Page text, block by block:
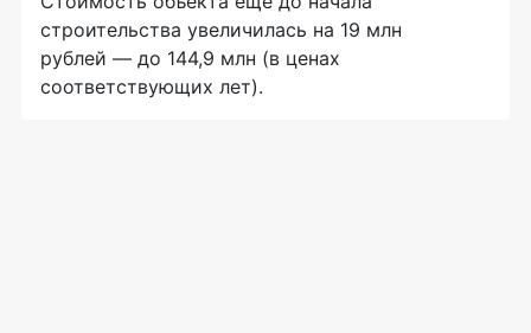
строительства увеличилась на 19 млн
рублей — до 144,9 млн (в ценах
соответствующих лет).